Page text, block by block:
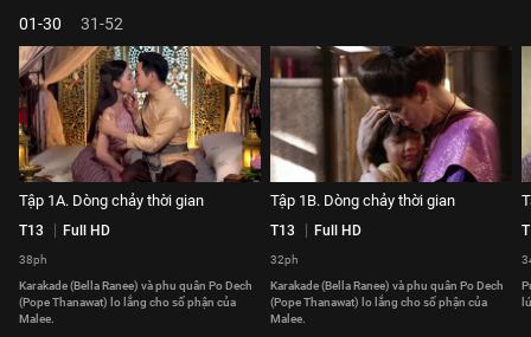
01-30 31-52
Tập 1A. Dòng chảy thời gian
T13 Full HD
38ph
Karakade (Bella Ranee) và phu quân Po Dech
(Pope Thanawat) lo lắng cho số phận của
Malee.
Tập 1B. Dòng chảy thời gian
T13 Full HD
32ph
Karakade (Bella Ranee) và phu quân Po Dech
(Pope Thanawat) lo lắng cho số phận của
Malee.